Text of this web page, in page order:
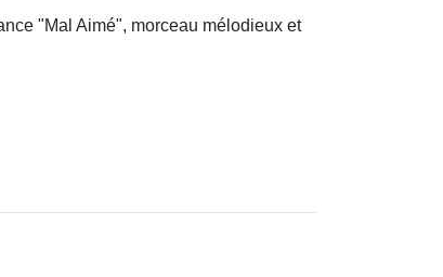
"Mal Aimé", morceau mélodieux et